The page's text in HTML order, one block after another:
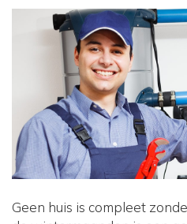
Geen huis is compleet